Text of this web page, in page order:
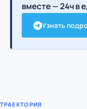
вместе — 24ч в
Узнать
ТРАЕКТОРИЯ